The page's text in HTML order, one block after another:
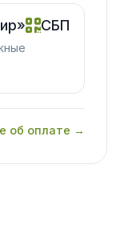
СБП
об оплате →